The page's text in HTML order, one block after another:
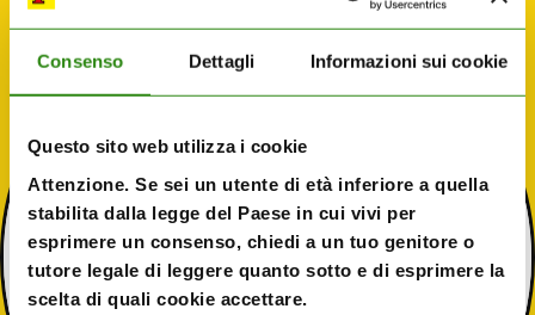
Consenso Dettagli Informazioni sui cookie
Questo sito web utilizza i cookie
Attenzione. Se sei un utente di età inferiore a quella
stabilita dalla legge del Paese in cui vivi per
esprimere un consenso, chiedi a un tuo genitore o
tutore legale di leggere quanto sotto e di esprimere la
scelta di quali cookie accettare.